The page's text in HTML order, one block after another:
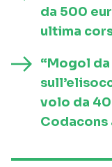
da 500
ultima
“Mogol da
volo da
Codacons